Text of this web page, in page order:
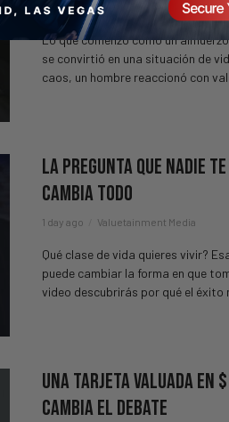
23 hours ago Valuetainment Media
Lo que comenzó como un
se convirtió en una situación de
caos, un hombre reaccionó con
La Pregunta Que Nadie
Cambia Todo
1 day ago Valuetainment Media
Qué clase de vida quieres vivir?
puede cambiar la forma en que
video descubrirás por qué el éxito
Una Tarjeta Valuada en
Cambia el Debate